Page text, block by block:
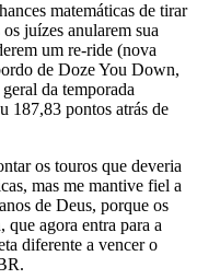
matemáticas de tirar
juízes anularem sua
um re-ride (nova
de Doze You Down,
da temporada
187,83 pontos atrás de
os touros que deveria
mas me mantive fiel a
de Deus, porque os
agora entra para a
diferente a vencer o